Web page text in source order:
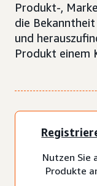
Produkt-,
die
und
Produkt einem
Nutzen Sie
Produkte